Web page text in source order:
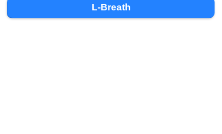
L-Breath